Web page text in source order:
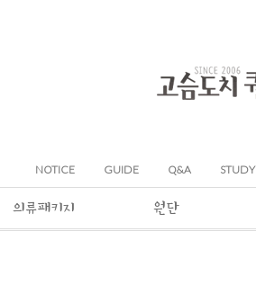
NOTICE GUIDE Q&A STUDY
의류패키지 원단